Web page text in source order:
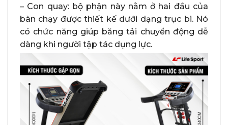
– Con quay: bộ phận này nằm ở hai đầu của
bàn chạy được thiết kế dưới dạng trục bi. Nó
có chức năng giúp băng tải chuyển động dễ
dàng khi người tập tác dụng lực.